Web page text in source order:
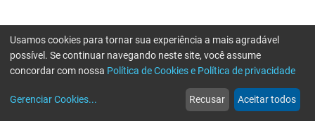
web
Notícias
more_horiz
Mais
Usamos cookies para tornar sua experiência a mais agradável
possível. Se continuar navegando neste site, você assume
concordar com nossa Política de Cookies e Política de privacidade
Gerenciar Cookies... Recusar Aceitar todos
Erro ao enviar informações, por favor tente novamente